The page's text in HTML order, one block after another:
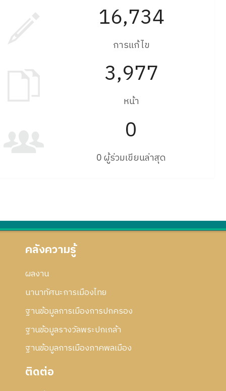
16,734
การแก้ไข
3,977
หน้า
0
0 ผู้ร่วมเขียนล่าสุด
คลังความรู้
ผลงาน
นานาทัศนะการเมืองไทย
ฐานข้อมูลการเมืองการปกครอง
ฐานข้อมูลรางวัลพระปกเกล้า
ฐานข้อมูลการเมืองภาคพลเมือง
ติดต่อ